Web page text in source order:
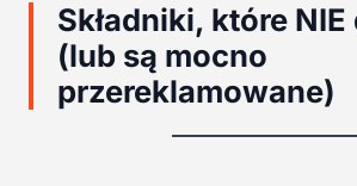
Składniki, które NIE
(lub są mocno
przereklamowane)